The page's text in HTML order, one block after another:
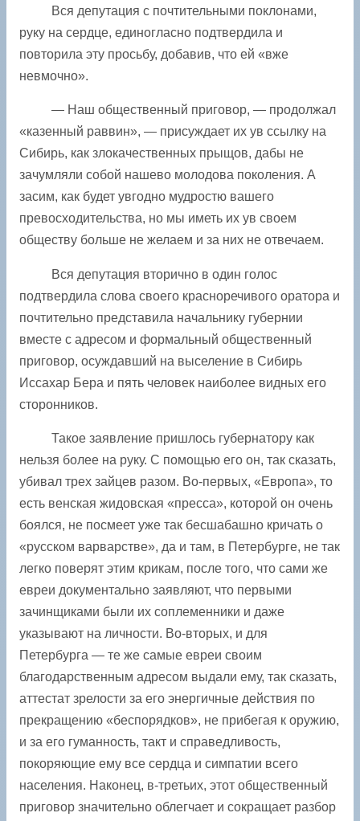
Вся депутация с почтительными поклонами,
руку на сердце, единогласно подтвердила и
повторила эту просьбу, добавив, что ей «вже
невмочно».
— Наш общественный приговор, — продолжал
«казенный раввин», — присуждает их ув ссылку на
Сибирь, как злокачественных прыщов, дабы не
зачумляли собой нашево молодова поколения. А
засим, как будет увгодно мудростю вашего
превосходительства, но мы иметь их ув своем
обществу больше не желаем и за них не отвечаем.
Вся депутация вторично в один голос
подтвердила слова своего красноречивого оратора и
почтительно представила начальнику губернии
вместе с адресом и формальный общественный
приговор, осуждавший на выселение в Сибирь
Иссахар Бера и пять человек наиболее видных его
сторонников.
Такое заявление пришлось губернатору как
нельзя более на руку. С помощью его он, так сказать,
убивал трех зайцев разом. Во-первых, «Европа», то
есть венская жидовская «пресса», которой он очень
боялся, не посмеет уже так бесшабашно кричать о
«русском варварстве», да и там, в Петербурге, не так
легко поверят этим крикам, после того, что сами же
евреи документально заявляют, что первыми
зачинщиками были их соплеменники и даже
указывают на личности. Во-вторых, и для
Петербурга — те же самые евреи своим
благодарственным адресом выдали ему, так сказать,
аттестат зрелости за его энергичные действия по
прекращению «беспорядков», не прибегая к оружию,
и за его гуманность, такт и справедливость,
покоряющие ему все сердца и симпатии всего
населения. Наконец, в-третьих, этот общественный
приговор значительно облегчает и сокращает разбор